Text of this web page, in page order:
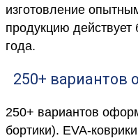
изготовление
продукцию действует
года.
250+ вариантов
250+ вариантов
бортики). EVA-